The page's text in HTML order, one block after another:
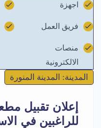
اجهزة
فريق العمل
منصات
الالكترونية
المدينة: المدينة المنورة
إعلان تقبيل
للراغبين في